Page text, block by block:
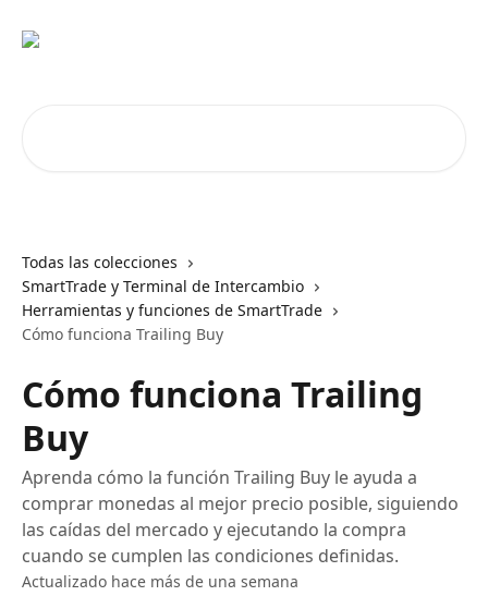
Todas las colecciones
SmartTrade y Terminal de Intercambio
Herramientas y funciones de SmartTrade
Cómo funciona Trailing Buy
Cómo funciona Trailing
Buy
Aprenda cómo la función Trailing Buy le ayuda a
comprar monedas al mejor precio posible, siguiendo
las caídas del mercado y ejecutando la compra
cuando se cumplen las condiciones definidas.
Actualizado hace más de una semana